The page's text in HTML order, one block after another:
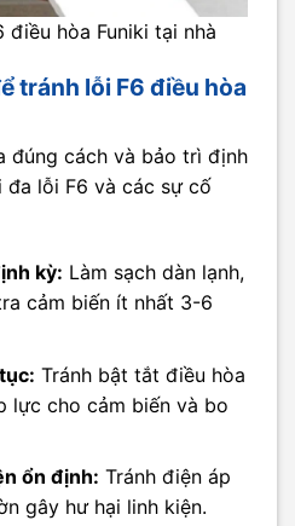
điều hòa Funiki tại nhà
tránh lỗi F6 điều hòa
đúng cách và bảo trì định
đa lỗi F6 và các sự cố
kỳ: Làm sạch dàn lạnh,
cảm biến ít nhất 3-6
Tránh bật tắt điều hòa
lực cho cảm biến và bo
ổn định: Tránh điện áp
gây hư hại linh kiện.